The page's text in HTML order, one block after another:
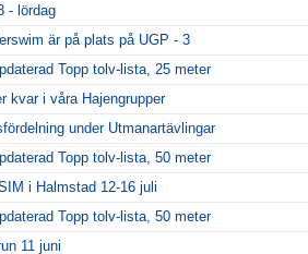
- lördag
är på plats på UGP - 3
Topp tolv-lista, 25 meter
kvar i våra Hajengrupper
under Utmanartävlingar
Topp tolv-lista, 50 meter
i Halmstad 12-16 juli
Topp tolv-lista, 50 meter
11 juni